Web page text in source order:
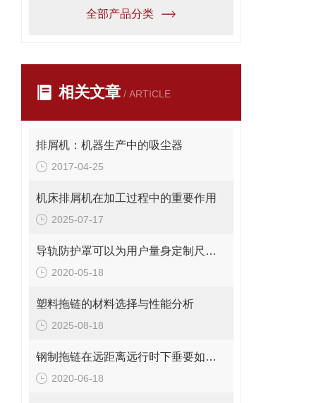
全部产品分类
相关文章 / ARTICLE
排屑机：机器生产中的吸尘器
2017-04-25
机床排屑机在加工过程中的重要作用
2025-07-17
导轨防护罩可以为用户量身定制尺寸大小
2020-05-18
塑料拖链的材料选择与性能分析
2025-08-18
钢制拖链在远距离远行时下垂要如何解决？
2020-06-18